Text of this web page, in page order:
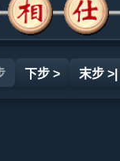
下步 > 末步 >|